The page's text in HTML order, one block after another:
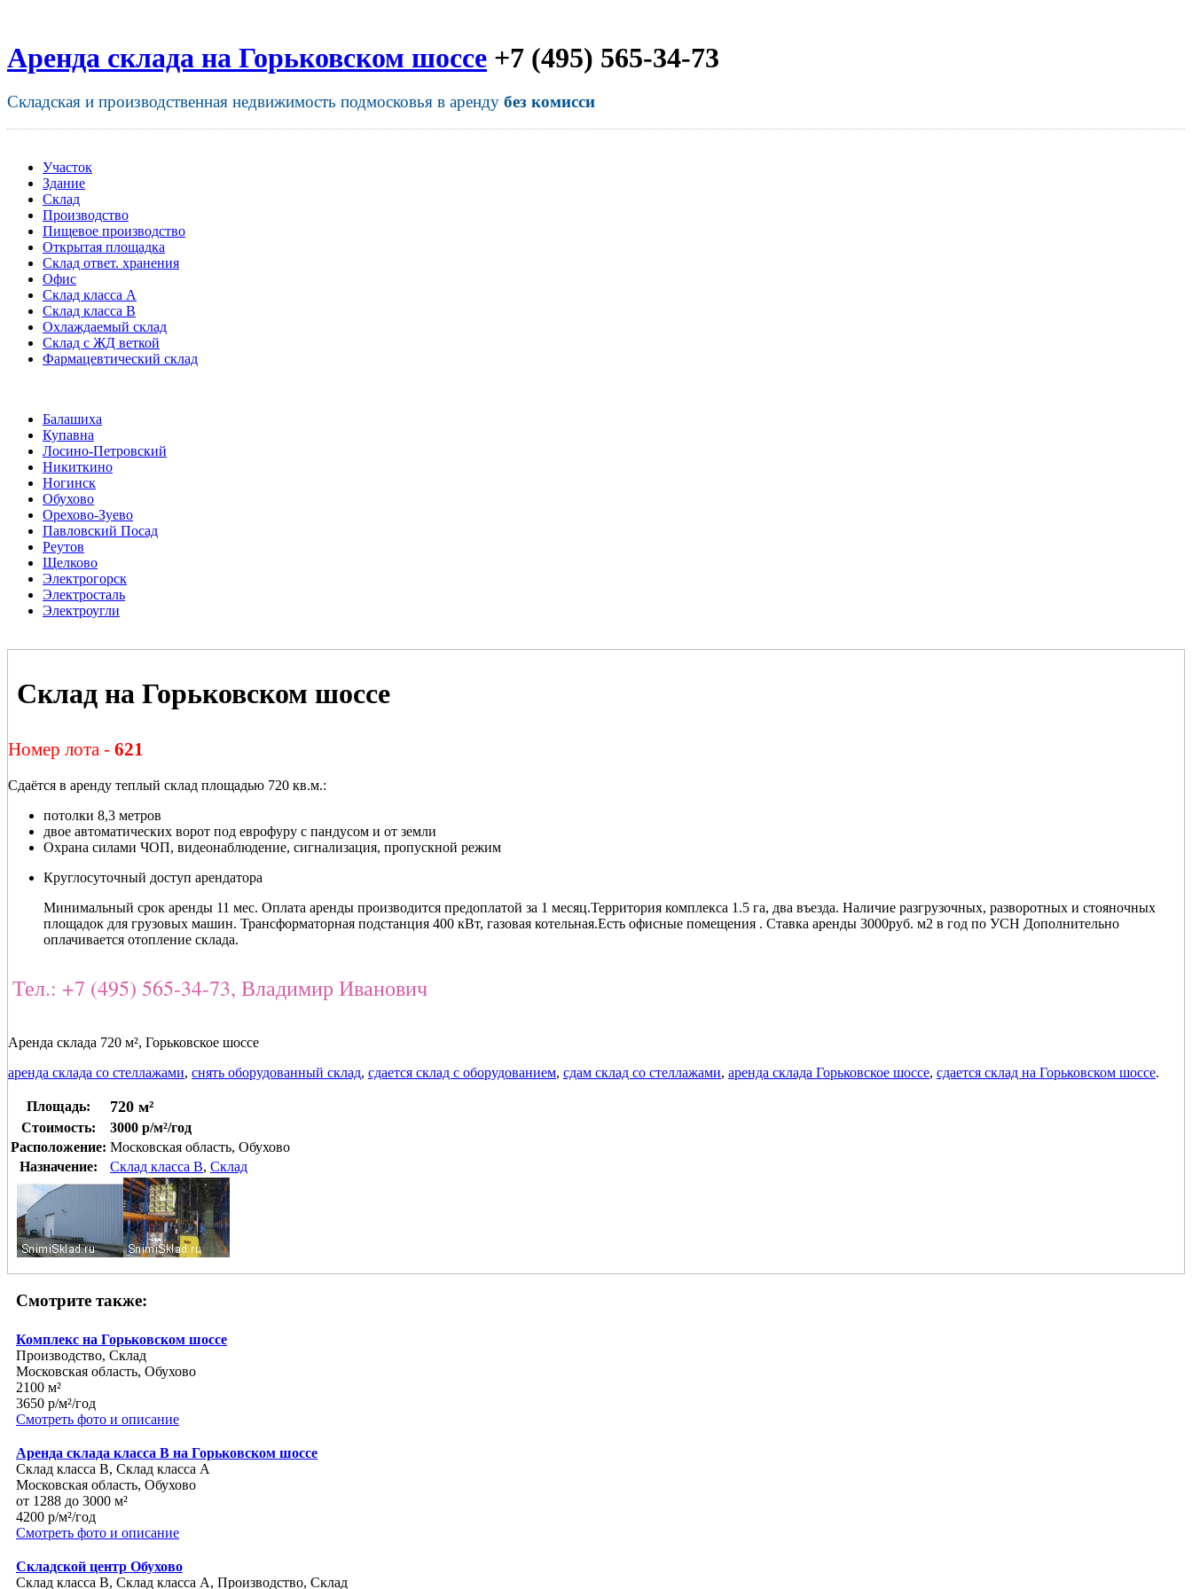
Аренда склада на Горьковском шоссе +7 (495) 565-34-73
Складская и производственная недвижимость подмосковья в аренду без комисси
Участок
Здание
Склад
Производство
Пищевое производство
Открытая площадка
Склад ответ. хранения
Офис
Склад класса A
Склад класса B
Охлаждаемый склад
Склад с ЖД веткой
Фармацевтический склад
Балашиха
Купавна
Лосино-Петровский
Никиткино
Ногинск
Обухово
Орехово-Зуево
Павловский Посад
Реутов
Щелково
Электрогорск
Электросталь
Электроугли
Склад на Горьковском шоссе
Номер лота - 621
Сдаётся в аренду теплый склад площадью 720 кв.м.:
потолки 8,3 метров
двое автоматических ворот под еврофуру с пандусом и от земли
Охрана силами ЧОП, видеонаблюдение, сигнализация, пропускной режим
Круглосуточный доступ арендатора
Минимальный срок аренды 11 мес. Оплата аренды производится предоплатой за 1 месяц.Территория комплекса 1.5 га, два въезда. Наличие разгрузочных, разворотных и стояночных
площадок для грузовых машин. Трансформаторная подстанция 400 кВт, газовая котельная.Есть офисные помещения . Ставка аренды 3000руб. м2 в год по УСН Дополнительно
оплачивается отопление склада.
Тел.: +7 (495) 565-34-73, Владимир Иванович
Аренда склада 720 м², Горьковское шоссе
аренда склада со стеллажами, снять оборудованный склад, сдается склад с оборудованием, сдам склад со стеллажами, аренда склада Горьковское шоссе, сдается склад на Горьковском шоссе.
Площадь: 720 м²
Стоимость:
3000 р/м²/год
Расположение: Московская область, Обухово
Назначение:
Склад класса B, Склад
Смотрите также:
Комплекс на Горьковском шоссе
Производство, Склад
Московская область, Обухово
2100 м²
3650 р/м²/год
Смотреть фото и описание
Аренда склада класса В на Горьковском шоссе
Склад класса B, Склад класса A
Московская область, Обухово
от 1288 до 3000 м²
4200 р/м²/год
Смотреть фото и описание
Складской центр Обухово
Склад класса B, Склад класса A, Производство, Склад